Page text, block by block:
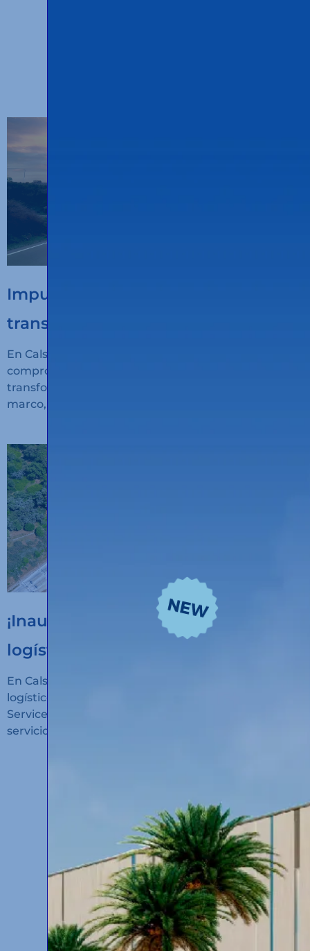
Impulsamos la digitalización del
transporte sostenible
En Calsina Carré seguimos avanzando en nuestro
compromiso con la innovación, la sostenibilidad y la
transformación digital del transporte. En este
marco, hemos recibido financiación
¡Inauguramos un nuevo hub
logístico en Algeciras!
En Calsina Carré hemos inaugurado un nuevo hub
logístico en San Roque (Cádiz): Calsina Carré
Services Algeciras, un espacio diseñado para ofrecer
servicios de alto